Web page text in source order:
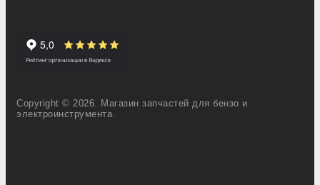
Copyright © 2026. Магазин запчастей для бензо и
электроинструмента.